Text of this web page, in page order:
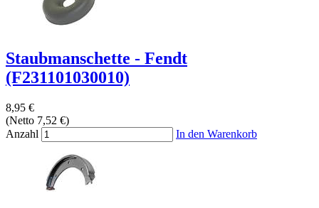
Staubmanschette - Fendt
(F231101030010)
8,95 €
(Netto 7,52 €)
Anzahl
In den Warenkorb